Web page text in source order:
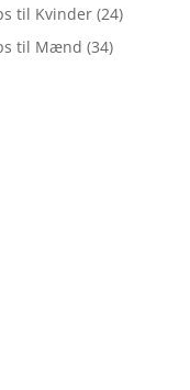
til Kvinder (24)
til Mænd (34)